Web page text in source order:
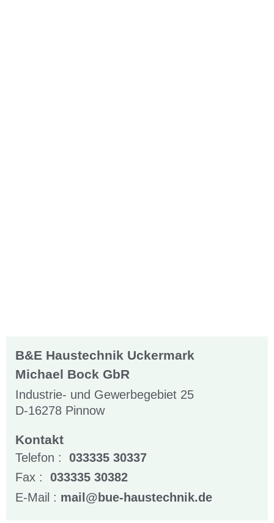
B&E Haustechnik Uckermark
Michael Bock GbR
Industrie- und Gewerbegebiet 25
D-16278 Pinnow
Kontakt
Telefon : 033335 30337
Fax : 033335 30382
E-Mail : mail@bue-haustechnik.de